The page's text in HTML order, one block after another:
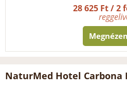
28 625 Ft / 2
NaturMed Hotel Carbona